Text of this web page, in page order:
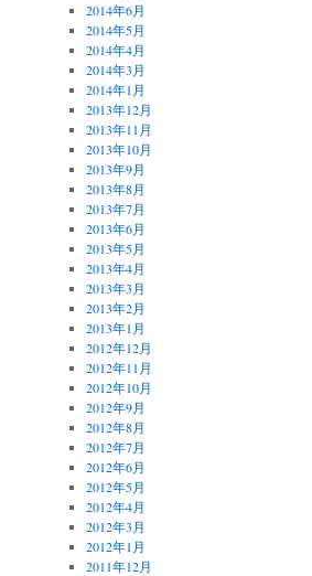
2014年6月
2014年5月
2014年4月
2014年3月
2014年1月
2013年12月
2013年11月
2013年10月
2013年9月
2013年8月
2013年7月
2013年6月
2013年5月
2013年4月
2013年3月
2013年2月
2013年1月
2012年12月
2012年11月
2012年10月
2012年9月
2012年8月
2012年7月
2012年6月
2012年5月
2012年4月
2012年3月
2012年1月
2011年12月